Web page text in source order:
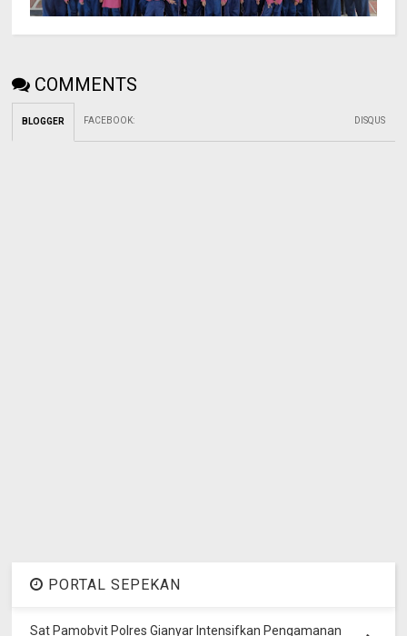
COMMENTS
BLOGGER FACEBOOK: DISQUS
PORTAL SEPEKAN
Sat Pamobvit Polres Gianyar Intensifkan Pengamanan